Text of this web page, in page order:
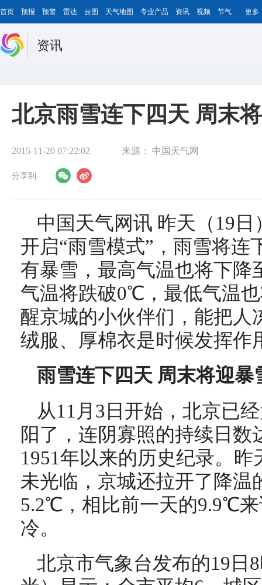
首页 预报 预警 雷达 云图 天气地图 专业产品 资讯 视频 节气 更多
资讯
北京雨雪连下四天 周末
2015-11-20 07:22:02 来源： 中国天气网
分享到
中国天气网讯 昨天（19
开启“雨雪模式”，雨雪将连
有暴雪，最高气温也将下降
气温将跌破0℃，最低气温
醒京城的小伙伴们，能把人
绒服、厚棉衣是时候发挥作
雨雪连下四天 周末将迎暴
从11月3日开始，北京已
阳了，连阴寡照的持续日数
1951年以来的历史纪录。
未光临，京城还拉开了降温
5.2℃，相比前一天的9.9℃
冷。
北京市气象台发布的19日